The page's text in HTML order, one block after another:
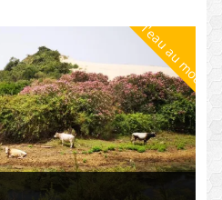
De l'eau au moulin